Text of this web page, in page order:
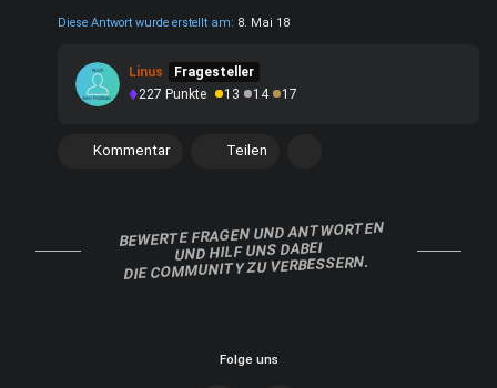
Diese Antwort wurde erstellt am: 8. Mai 18
Linus
Fragesteller
227 Punkte 13 14 17
Kommentar Teilen
BEWERTE FRAGEN UND ANTWORTEN
UND HILF UNS DABEI
DIE COMMUNITY ZU VERBESSERN.
Folge uns